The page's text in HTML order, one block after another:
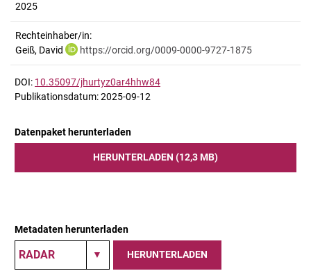
2025
Rechteinhaber/in:
Geiß, David
https://orcid.org/0009-0000-9727-1875
DOI: 10.35097/jhurtyz0ar4hhw84
Publikationsdatum: 2025-09-12
Datenpaket herunterladen
HERUNTERLADEN (12,3 MB)
Metadaten herunterladen
HERUNTERLADEN